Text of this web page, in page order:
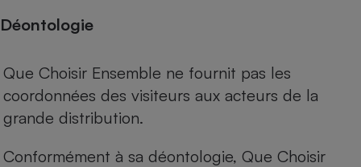
Déontologie
Que Choisir Ensemble ne fournit pas les
coordonnées des visiteurs aux acteurs de la
grande distribution.
Conformément à sa déontologie, Que Choisir